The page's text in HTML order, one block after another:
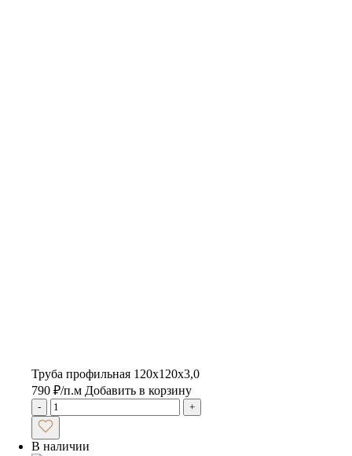
Труба профильная 120х120х3,0
790 ₽/п.м Добавить в корзину
- +
В наличии